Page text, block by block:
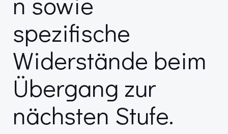
spezifische
Widerstände beim
Übergang zur
nächsten Stufe.